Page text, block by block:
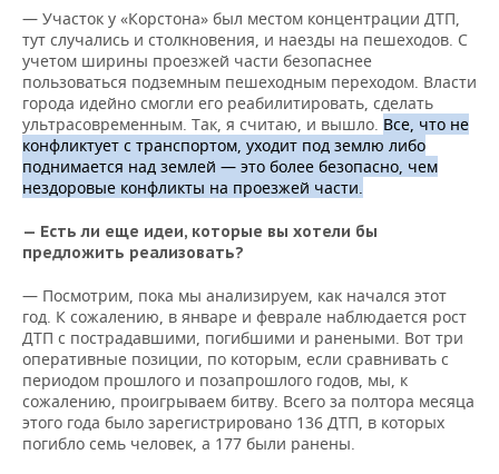
— Участок у «Корстона» был местом концентрации ДТП,
тут случались и столкновения, и наезды на пешеходов. С
учетом ширины проезжей части безопаснее
пользоваться подземным пешеходным переходом. Власти
города идейно смогли его реабилитировать, сделать
ультрасовременным. Так, я считаю, и вышло. Все, что не
конфликтует с транспортом, уходит под землю либо
поднимается над землей — это более безопасно, чем
нездоровые конфликты на проезжей части.
— Есть ли еще идеи, которые вы хотели бы
предложить реализовать?
— Посмотрим, пока мы анализируем, как начался этот
год. К сожалению, в январе и феврале наблюдается рост
ДТП с пострадавшими, погибшими и ранеными. Вот три
оперативные позиции, по которым, если сравнивать с
периодом прошлого и позапрошлого годов, мы, к
сожалению, проигрываем битву. Всего за полтора месяца
этого года было зарегистрировано 136 ДТП, в которых
погибло семь человек, а 177 были ранены.